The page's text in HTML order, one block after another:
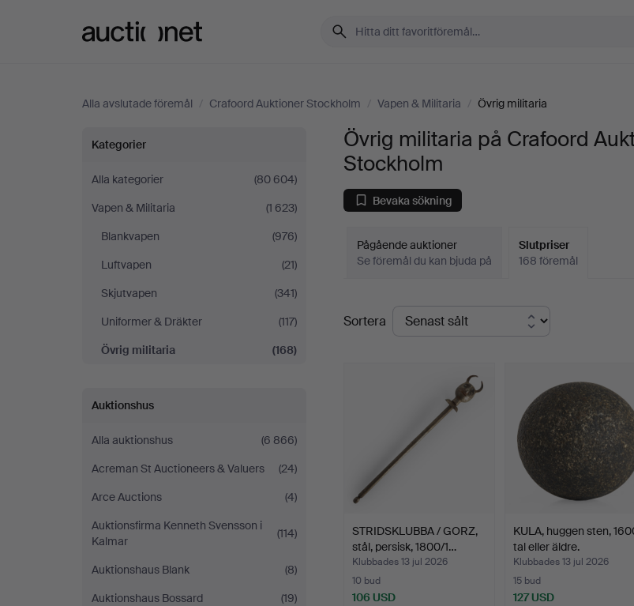
Alla avslutade föremål / Crafoord Auktioner Stockholm / Vapen & Militaria / Övrig militaria
Övrig
militaria
på
Crafoord
Auktioner
Stockholm
Kategorier
Alla kategorier
(80 604)
Vapen & Militaria
(1 623)
Blankvapen
(976)
Luftvapen
(21)
Skjutvapen
(341)
Uniformer & Dräkter
(117)
Övrig militaria
(168)
Auktionshus
Alla auktionshus
(6 866)
Acreman St Auctioneers & Valuers
(24)
Arce Auctions
(4)
Auktionsfirma Kenneth Svensson i
Kalmar
(114)
Auktionshaus Blank
(8)
Auktionshaus Bossard
(19)
Övrig militaria på Crafoord
Stockholm
Bevaka sökning
Pågående auktioner
Se föremål du kan bjuda på
Slutpriser
168 föremål
Slutpriser
Sortera
STRIDSKLUBBA / GORZ,
stål, persisk, 1800/1…
Klubbades 13 jul 2026
10 bud
106 USD
KULA, huggen sten,
tal eller äldre.
Klubbades 13 jul 2026
15 bud
127 USD